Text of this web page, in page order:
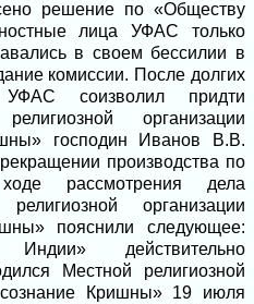
решение по «Обществу
лица УФАС только
в своем бессилии в
комиссии. После долгих
соизволил придти
организации
господин Иванов В.В.
производства по
рассмотрения дела
организации
пояснили следующее:
действительно
Местной религиозной
Кришны» 19 июля